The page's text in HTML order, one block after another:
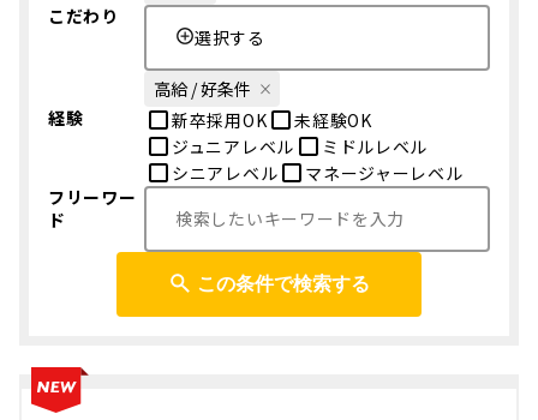
こだわり
選択する
高給 / 好条件
経験
新卒採用OK
未経験OK
ジュニアレベル
ミドルレベル
シニアレベル
マネージャーレベル
フリーワー
ド
この条件で検索する